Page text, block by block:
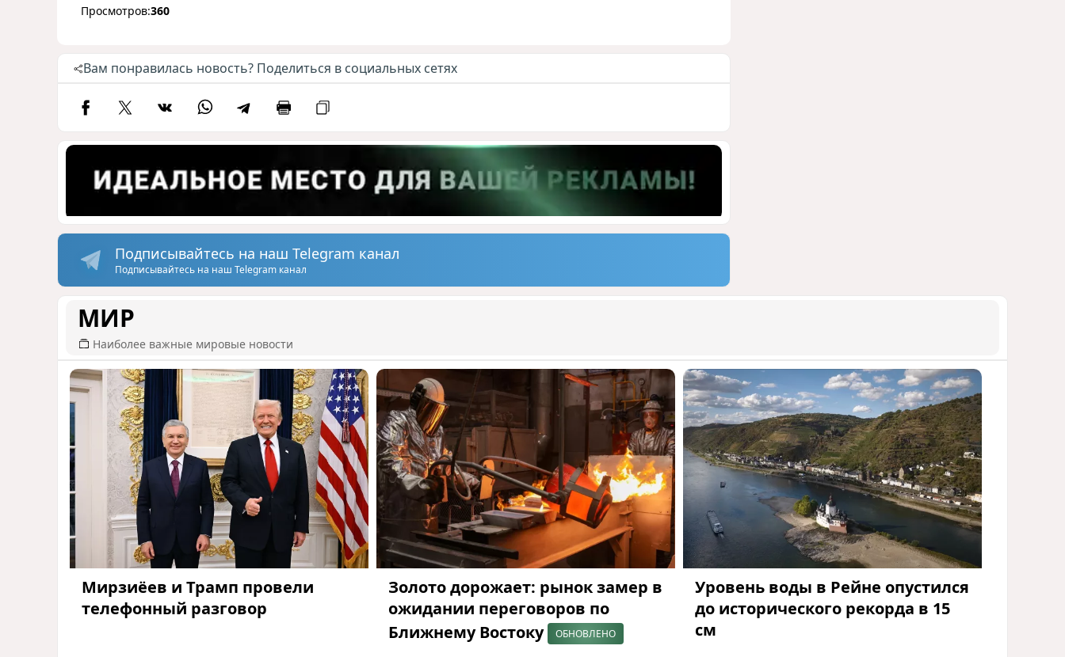
Просмотров:360
Вам понравилась новость? Поделиться в социальных сетях
Подписывайтесь на наш Telegram канал
Подписывайтесь на наш Telegram канал
МИР
Наиболее важные мировые новости
Мирзиёев и Трамп провели
телефонный разговор
Золото дорожает: рынок замер в
ожидании переговоров по
Ближнему Востоку
ОБНОВЛЕНО
Уровень воды в Рейне опустился
до исторического рекорда в 15
см